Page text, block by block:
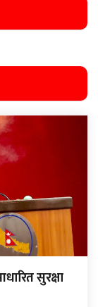
सुरक्षा